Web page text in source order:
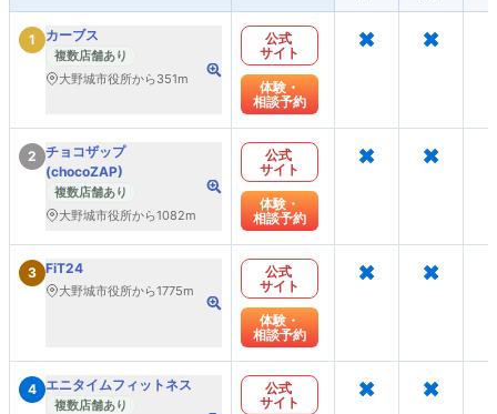
1 カーブス
複数店舗あり
大野城市役所から351m
公式
サイト
体験・
相談予約
× ×
2 チョコザップ
(chocoZAP)
複数店舗あり
大野城市役所から1082m
公式
サイト
体験・
相談予約
× ×
3 FiT24
大野城市役所から1775m
公式
サイト
体験・
相談予約
× ×
4 エニタイムフィットネス
複数店舗あり
公式
サイト
× ×